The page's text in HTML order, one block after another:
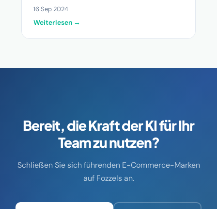
16 Sep 2024
Weiterlesen →
Bereit, die Kraft der KI für Ihr
Team zu nutzen?
Schließen Sie sich führenden E-Commerce-Marken
auf Fozzels an.